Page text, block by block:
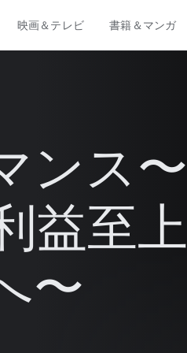
映画＆テレビ 書籍＆マンガ
ンス〜
益至上
〜